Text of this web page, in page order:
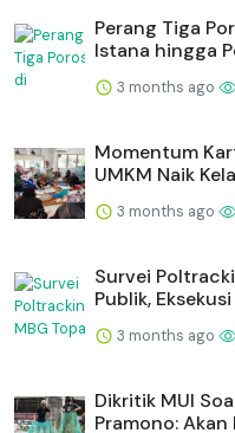
Perang Tiga
Istana hingga
3 months ago
Momentum
UMKM Naik
3 months ago
Survei
Publik, Eksekusi
3 months ago
Dikritik MUI
Pramono: Akan